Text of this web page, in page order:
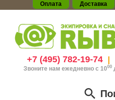
Оплата Доставка
+7 (495) 782-19-74|
Звоните нам ежедневно с 1000